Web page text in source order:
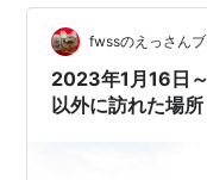
これまで掲載して
の駅琴の浦（鳥取
fwssのえっさん
2023年1月16日
以外に訪れた場